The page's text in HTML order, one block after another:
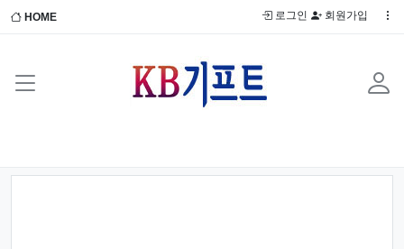
HOME 로그인 회원가입